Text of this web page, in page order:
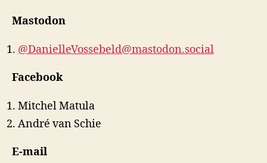
Mastodon
@DanielleVossebeld@mastodon.social
Facebook
Mitchel Matula
André van Schie
E-mail